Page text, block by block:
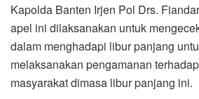
Kapolda Banten Irjen Pol Drs.
apel ini dilaksanakan untuk
dalam menghadapi libur panjang
melaksanakan pengamanan
masyarakat dimasa libur panjang ini.